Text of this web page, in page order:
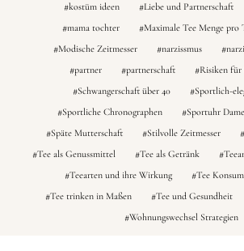
kostüm ideen
Liebe und Partnerschaft
mama tochter
Maximale Tee Menge pro
Modische Zeitmesser
narzissmus
partner
partnerschaft
Risiken für
Schwangerschaft über 40
Sportlich-
Sportliche Chronographen
Sportuhr
Späte Mutterschaft
Stilvolle Zeitmesser
Tee als Genussmittel
Tee als Getränk
Teearten und ihre Wirkung
Tee
Tee trinken in Maßen
Tee und Gesundheit
Wohnungswechsel Strategien